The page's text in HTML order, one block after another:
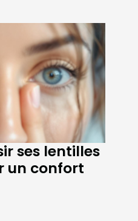
ses lentilles
un confort